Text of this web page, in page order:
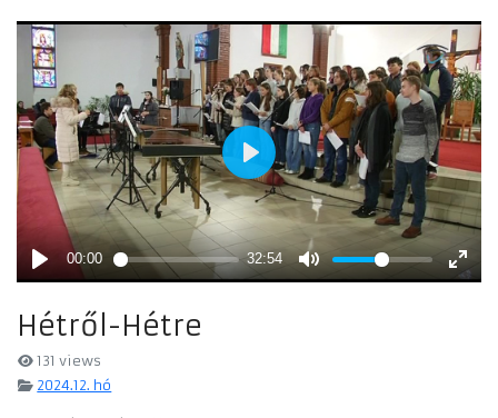
Hétről-Hétre
131 views
2024.12. hó